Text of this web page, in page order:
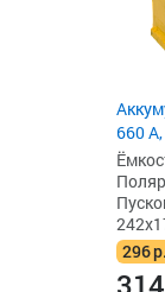
660
296р.